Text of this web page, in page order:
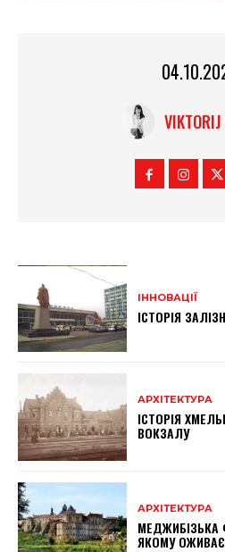
VIKTORIJ
ІННОВАЦІЇ
ІСТОРІЯ
АРХІТЕКТУРА
ІСТОРІЯ
ВОКЗАЛУ
АРХІТЕКТУРА
МЕДЖИБІЗЬКА
ЯКОМУ ОЖИВАЄ